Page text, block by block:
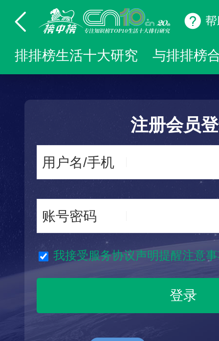
排排榜生活十大研究 与排排榜
注册会员
用户名/手机
账号密码
我接受服务协议声明提醒注意